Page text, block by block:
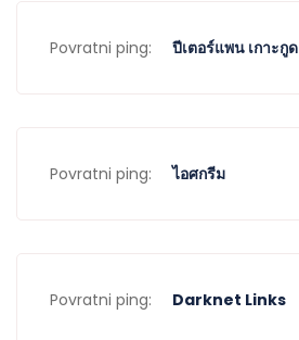
Povratni ping: ปีเตอร์แพน เกาะกูด
Povratni ping: ไอศกรีม
Povratni ping: Darknet Links